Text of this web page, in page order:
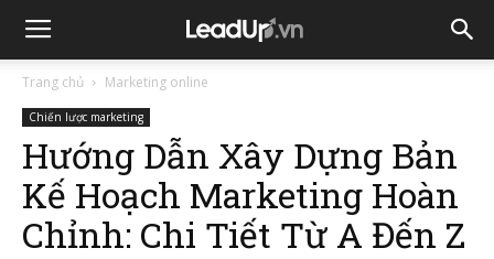
Trang chủ Marketing online
Chiến lược marketing
Hướng Dẫn Xây Dựng Bản
Kế Hoạch Marketing Hoàn
Chỉnh: Chi Tiết Từ A Đến Z